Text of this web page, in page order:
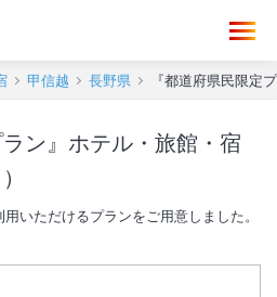
甲信越 長野県 『都道府県民限定
ラン』ホテル・旅館・宿
いただけるプランをご用意しました。